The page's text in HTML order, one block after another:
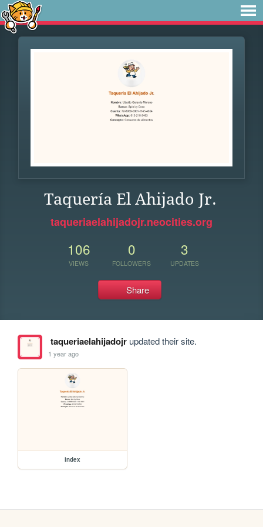
Taquería El Ahijado Jr.
taqueriaelahijadojr.neocities.org
106
VIEWS
0
FOLLOWERS
3
UPDATES
Share
taqueriaelahijadojrupdated their site.
1 year ago
index